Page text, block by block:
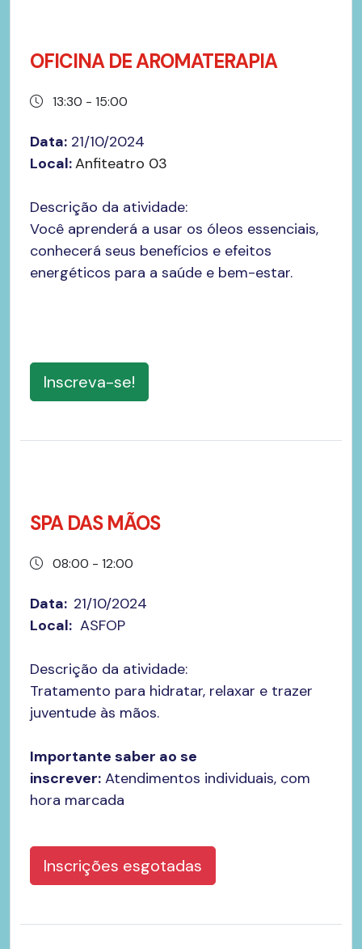
OFICINA DE AROMATERAPIA
13:30 - 15:00
Data: 21/10/2024
Local:Anfiteatro 03
Descrição da atividade:
Você aprenderá a usar os óleos essenciais,
conhecerá seus benefícios e efeitos
energéticos para a saúde e bem-estar.
Inscreva-se!
SPA DAS MÃOS
08:00 - 12:00
Data: 21/10/2024
Local: ASFOP
Descrição da atividade:
​Tratamento para hidratar, relaxar e trazer
juventude às mãos.
Importante saber ao se
inscrever: Atendimentos individuais, com
hora marcada
Inscrições esgotadas